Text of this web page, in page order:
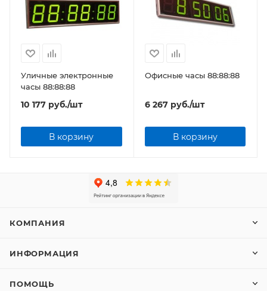
Уличные электронные
часы 88:88:88
10 177 руб./шт
В корзину
Офисные часы 88:88:88
6 267руб./шт
В корзину
КОМПАНИЯ
ИНФОРМАЦИЯ
ПОМОЩЬ